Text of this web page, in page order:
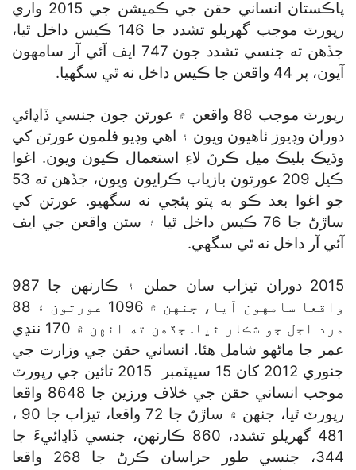
پاڪستان انساني حقن جي ڪميشن جي 2015 واري
رپورٽ موجب گهريلو تشدد جا 146 ڪيس داخل ٿيا،
جڏهن ته جنسي تشدد جون 747 ايف آئي آر سامهون
آيون، پر 44 واقعن جا ڪيس داخل نه ٿي سگهيا.
رپورٽ موجب 88 واقعن ۾ عورتن جون جنسي ڏاڍائي
دوران وڊيوز ٺاهيون ويون ۽ اهي وڊيو فلمون عورتن کي
وڌيڪ بليڪ ميل ڪرڻ لاءِ استعمال ڪيون ويون. اغوا
ڪيل 209 عورتون بازياب ڪرايون ويون، جڏهن ته 53
جو اغوا بعد ڪو به پتو پئجي نه سگهيو. عورتن کي
ساڙڻ جا 76 ڪيس داخل ٿيا ۽ ستن واقعن جي ايف
آئي آر داخل نه ٿي سگهي.
2015 دوران تيزاب سان حملن ۽ ڪارنهن جا 987
واقعا سامهون آيا، جنهن ۾ 1096 عورتون ۽ 88
مرد اجل جو شڪار ٿيا. جڏهن ته انهن ۾ 170 ننڍي
عمر جا ماڻهو شامل هئا. انساني حقن جي وزارت جي
جنوري 2012 کان 15 سيپٽمبر 2015 تائين جي رپورٽ
موجب انساني حقن جي خلاف ورزين جا 8648 واقعا
رپورٽ ٿيا، جنهن ۾ ساڙڻ جا 72 واقعا، تيزاب جا 90 ،
481 گهريلو تشدد، 860 ڪارنهن، جنسي ڏاڍائيءَ جا
344، جنسي طور حراسان ڪرڻ جا 268 واقعا